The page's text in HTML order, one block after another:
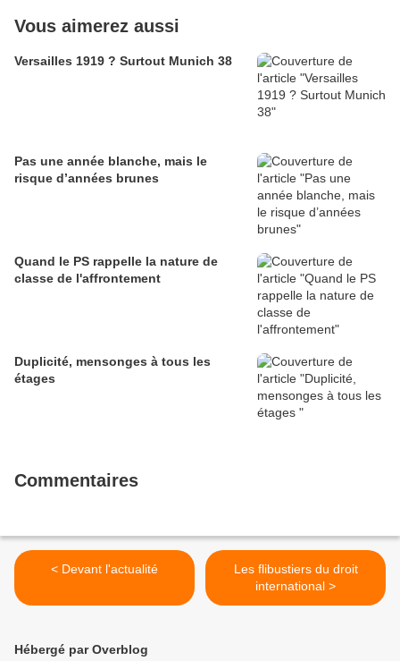
Vous aimerez aussi
Versailles 1919 ? Surtout Munich 38
Pas une année blanche, mais le
risque d’années brunes
Quand le PS rappelle la nature de
classe de l'affrontement
Duplicité, mensonges à tous les
étages
Commentaires
< Devant l'actualité
Les flibustiers du droit
international >
Hébergé par Overblog